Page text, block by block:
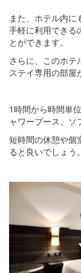
また、ホテル内
手軽に利用できる
とができます。
さらに、このホテ
ステイ専用の部屋
1時間から時間単
ャワーブース、ソ
短時間の休憩や個
ると良いでしょう。